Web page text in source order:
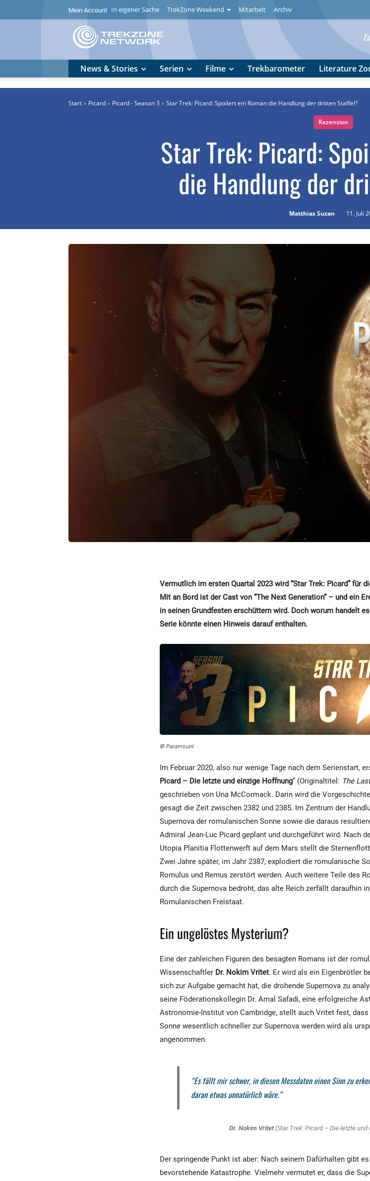
Mein Account In eigener Sache TrekZone Weekend Mitarbeit Archiv
News & Stories Serien Filme Trekbarometer Literature
Start Picard Picard - Season 3 Star Trek: Picard: Spoilert ein Roman die Handlung der dritten Staffel?
Rezension
Star Trek: Picard:
die Handlung der
Matthias Suzan 11. Juli
Vermutlich im ersten Quartal 2023 wird “Star Trek: Picard” für
Mit an Bord ist der Cast von “The Next Generation“ – und ein
in seinen Grundfesten erschüttern wird. Doch worum handelt
Serie könnte einen Hinweis darauf enthalten.
© Paramount
Im Februar 2020, also nur wenige Tage nach dem Serienstart,
Picard – Die letzte und einzige Hoffnung” (Originaltitel: The
geschrieben von Una McCormack. Darin wird die
gesagt die Zeit zwischen 2382 und 2385. Im Zentrum der
Supernova der romulanischen Sonne sowie die daraus
Admiral Jean-Luc Picard geplant und durchgeführt wird. Nach
Utopia Planitia Flottenwerft auf dem Mars stellt die
Zwei Jahre später, im Jahr 2387, explodiert die romulanische
Romulus und Remus zerstört werden. Auch weitere Teile des
durch die Supernova bedroht, das alte Reich zerfällt daraufhin
Romulanischen Freistaat.
Ein ungelöstes Mysterium?
Eine der zahleichen Figuren des besagten Romans ist der
Wissenschaftler Dr. Nokim Vritet. Er wird als ein Eigenbrötler
sich zur Aufgabe gemacht hat, die drohende Supernova zu
seine Föderationskollegin Dr. Amal Safadi, eine erfolgreiche
Astronomie-Institut von Cambridge, stellt auch Vritet fest,
Sonne wesentlich schneller zur Supernova werden wird als
angenommen.
“Es fällt mir schwer, in diesen Messdaten einen Sinn zu
daran etwas unnatürlich wäre.”
Dr. Nokim Vritet(Star Trek: Picard – Die letzte und
Der springende Punkt ist aber: Nach seinem Dafürhalten gibt
bevorstehende Katastrophe. Vielmehr vermutet er, dass die